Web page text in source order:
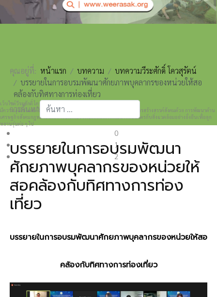
เว็บไซต์วีระศักดิ์ โควสุรัตน์ www.weerasak.org
มีความมุ่งมั่นเเละตั้งใจในการเผยแพร่เรื่องราวความรู้ความเข้าใจในการสร้างสรรค์สังคมด้วย การพัฒนาด้าน
เศรษฐกิจสังคมกฎหมายและการปกครอง เพื่อให้เกิดการพัฒนาที่เป็นมิตรกับสิ่งแวดล้อมอย่างยั่งยืนเพื่อลูก
หลานรุ่นต่อ ๆ ไป
0
1
2
คุณอยู่ที่: หน้าแรก บทความ
บทความวีระศักดิ์ โควสุรัตน์
บรรยายในการอบรมพัฒนาศักยภาพบุคลากรของหน่วยให้สอ
คล้องกับทิศทางการท่องเที่ยว
การค้นหา
Type 2 or more characters for results.
บรรยายในการอบรมพัฒนา
ศักยภาพบุคลากรของหน่วยให้
สอคล้องกับทิศทางการท่อง
เที่ยว
บรรยายในการอบรมพัฒนาศักยภาพบุคลากรของหน่วยให้สอ
คล้องกับทิศทางการท่องเที่ยว